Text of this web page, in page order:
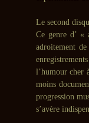
Le second
Ce genre d’ «
adroitement
l’humour cher
moins
progression
s’avère